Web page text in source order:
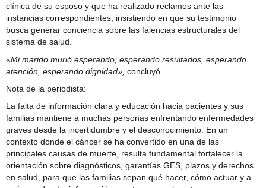
clínica de su esposo y que ha realizado reclamos ante las
instancias correspondientes, insistiendo en que su testimonio
busca generar conciencia sobre las falencias estructurales del
sistema de salud.
«Mi marido murió esperando; esperando resultados, esperando
atención, esperando dignidad», concluyó.
Nota de la periodista:
La falta de información clara y educación hacia pacientes y sus
familias mantiene a muchas personas enfrentando enfermedades
graves desde la incertidumbre y el desconocimiento. En un
contexto donde el cáncer se ha convertido en una de las
principales causas de muerte, resulta fundamental fortalecer la
orientación sobre diagnósticos, garantías GES, plazos y derechos
en salud, para que las familias sepan qué hacer, cómo actuar y a